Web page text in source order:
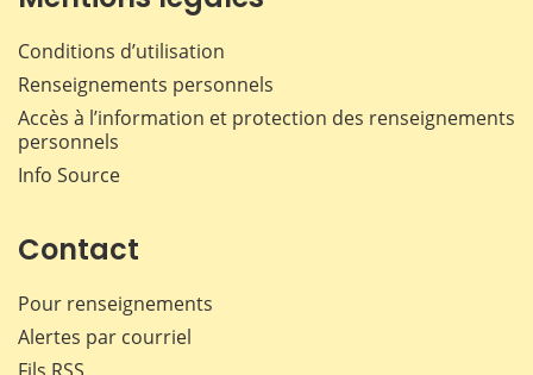
Conditions d’utilisation
Renseignements personnels
Accès à l’information et protection des renseignements
personnels
Info Source
Contact
Pour renseignements
Alertes par courriel